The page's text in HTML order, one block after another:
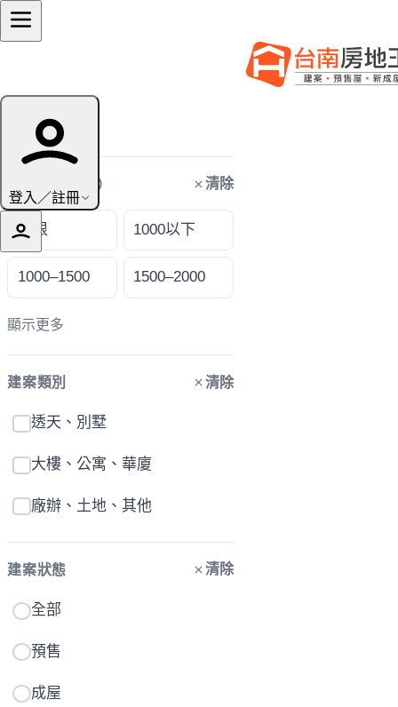
登入／註冊
篩選條件
購屋預算（萬） 清除
不限 1000以下
1000–1500 1500–2000
顯示更多
建案類別 清除
透天、別墅
大樓、公寓、華廈
廠辦、土地、其他
建案狀態 清除
全部
預售
成屋